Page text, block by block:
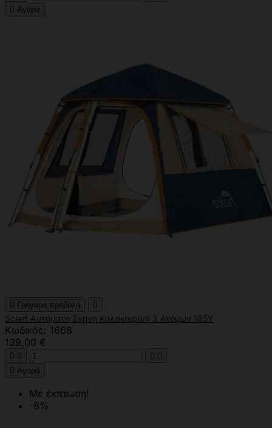
 Αγορά
 Γρήγορη προβολή 
Solart Αυτόματη Σκηνή Καλοκαιρινή 3 Ατόμων 185Υ
Κωδικός: 1668
139,00 €
   
 Αγορά
Με έκπτωση!
-8%